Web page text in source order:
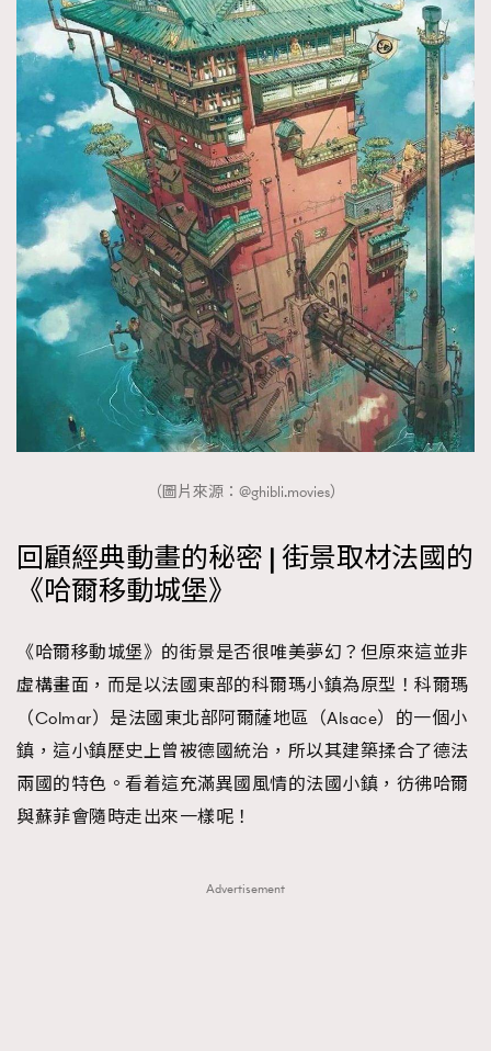
（圖片來源：@ghibli.movies）
回顧經典動畫的秘密 | 街景取材法國的
《哈爾移動城堡》
《哈爾移動城堡》的街景是否很唯美夢幻？但原來這並非
虛構畫面，而是以法國東部的科爾瑪小鎮為原型！科爾瑪
（Colmar）是法國東北部阿爾薩地區（Alsace）的一個小
鎮，這小鎮歷史上曾被德國統治，所以其建築揉合了德法
兩國的特色。看着這充滿異國風情的法國小鎮，彷彿哈爾
與蘇菲會隨時走出來一樣呢！
Advertisement